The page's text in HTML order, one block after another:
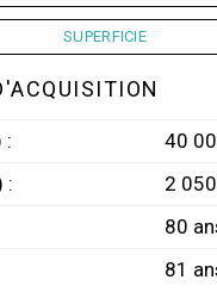
SUPERFICIE
:
40
:
2
80
81